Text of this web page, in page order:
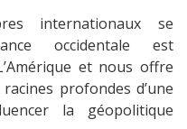
internationaux se
occidentale est
et nous offre
profondes d’une
la géopolitique